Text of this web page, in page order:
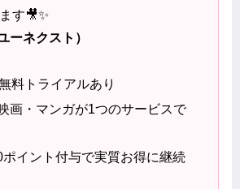
す🎥✨
ーネクスト）
料トライアルあり
画・マンガが1つのサービスで
イント付与で実質お得に継続